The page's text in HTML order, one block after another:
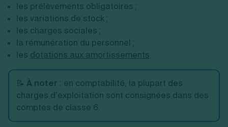
les prélèvements obligatoires ;
les variations de stock ;
les charges sociales ;
la rémunération du personnel ;
les dotations aux amortissements.
📝 À noter : en comptabilité, la plupart des
charges d’exploitation sont consignées dans des
comptes de classe 6.